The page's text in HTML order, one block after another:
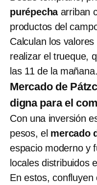
purépechaarriban
productos del
Calculan los
realizar el trueque,
las 11 de la mañana.
Mercado de
digna para el
Con una inversión
pesos, el mercado
espacio moderno y
locales distribuidos
En estos,